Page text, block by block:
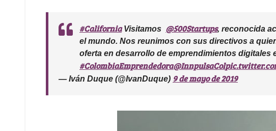
#CaliforniaVisitamos @500Startups, reconocida
el mundo. Nos reunimos con sus directivos a
oferta en desarrollo de emprendimientos digitales
#ColombiaEmprendedora@InnpulsaCol
— Iván Duque (@IvanDuque) 9 de mayo de 2019